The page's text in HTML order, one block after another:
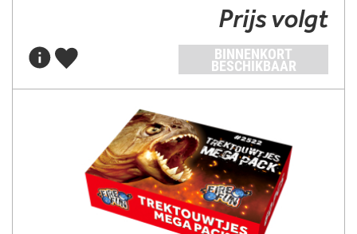
Prijs volgt
BINNENKORT
BESCHIKBAAR